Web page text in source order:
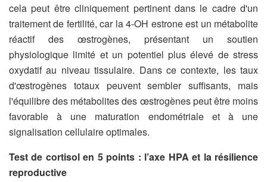
cela peut être cliniquement pertinent dans le cadre d'un
traitement de fertilité, car la 4-OH estrone est un métabolite
réactif des œstrogènes, présentant un soutien
physiologique limité et un potentiel plus élevé de stress
oxydatif au niveau tissulaire. Dans ce contexte, les taux
d'œstrogènes totaux peuvent sembler suffisants, mais
l'équilibre des métabolites des œstrogènes peut être moins
favorable à une maturation endométriale et à une
signalisation cellulaire optimales.
Test de cortisol en 5 points : l’axe HPA et la résilience
reproductive